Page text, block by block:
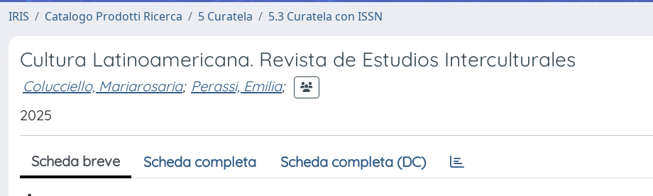
IRIS Catalogo Prodotti Ricerca 5 Curatela 5.3 Curatela con ISSN
Cultura Latinoamericana. Revista de Estudios Interculturales
Colucciello, Mariarosaria; Perassi, Emilia;
2025
Scheda breve Scheda completa Scheda completa (DC)